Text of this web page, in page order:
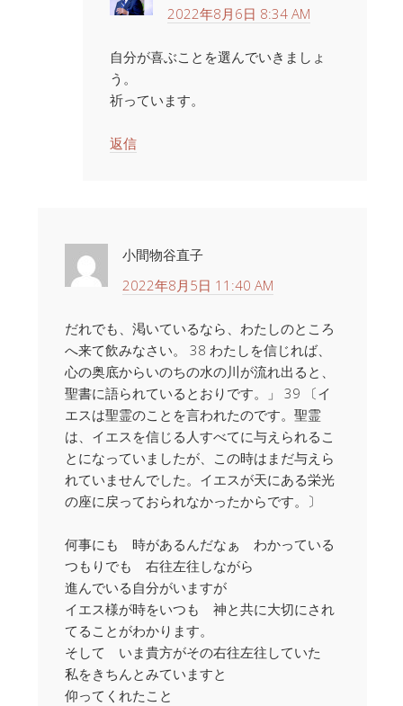
2022年8月6日 8:34 AM
自分が喜ぶことを選んでいきましょ
う。
祈っています。
返信
小間物谷直子
2022年8月5日 11:40 AM
だれでも、渇いているなら、わたしのところ
へ来て飲みなさい。 38 わたしを信じれば、
心の奥底からいのちの水の川が流れ出ると、
聖書に語られているとおりです。」 39 〔イ
エスは聖霊のことを言われたのです。聖霊
は、イエスを信じる人すべてに与えられるこ
とになっていましたが、この時はまだ与えら
れていませんでした。イエスが天にある栄光
の座に戻っておられなかったからです。〕
何事にも 時があるんだなぁ わかっている
つもりでも 右往左往しながら
進んでいる自分がいますが
イエス様が時をいつも 神と共に大切にされ
てることがわかります。
そして いま貴方がその右往左往していた
私をきちんとみていますと
仰ってくれたこと